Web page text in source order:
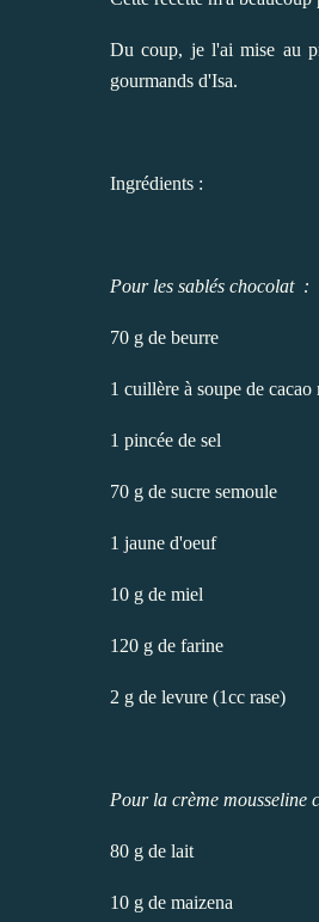
Du coup, je l'ai mise au
gourmands d'Isa.
Ingrédients :
Pour les sablés chocolat :
70 g de beurre
1 cuillère à soupe de cacao
1 pincée de sel
70 g de sucre semoule
1 jaune d'oeuf
10 g de miel
120 g de farine
2 g de levure (1cc rase)
Pour la crème mousseline
80 g de lait
10 g de maizena